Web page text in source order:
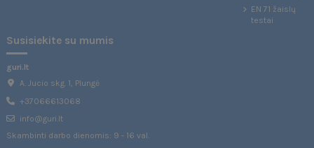
EN 71 žaislų
testai
Susisiekite su mumis
guri.lt
A. Jucio skg. 1, Plungė
+37066613068
info@guri.lt
Skambinti darbo dienomis: 9 - 16 val.